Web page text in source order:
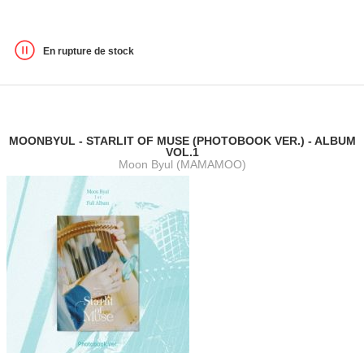
En rupture de stock
MOONBYUL - STARLIT OF MUSE (PHOTOBOOK VER.) - ALBUM
VOL.1
Moon Byul (MAMAMOO)